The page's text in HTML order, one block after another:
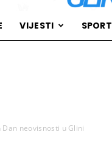
VIJESTI SPORT
neovisnosti u Glini